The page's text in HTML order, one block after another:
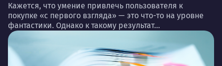
Кажется, что умение привлечь пользователя к
покупке «с первого взгляда» — это что-то на уровне
фантастики. Однако к такому результат...